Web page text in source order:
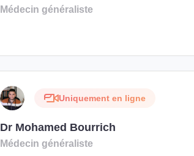
Médecin généraliste
Uniquement en ligne
Dr Mohamed Bourrich
Médecin généraliste